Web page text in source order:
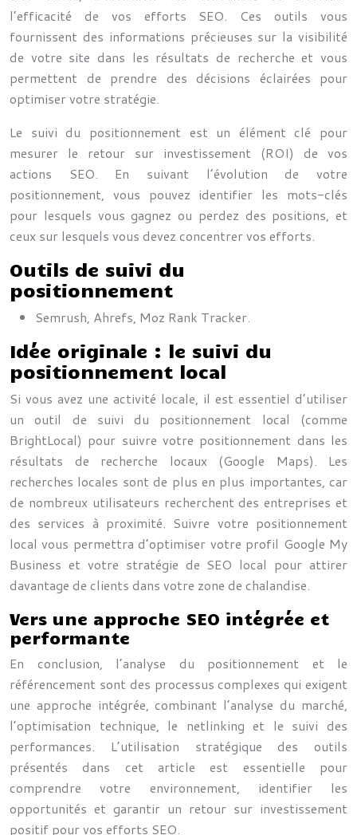
l’efficacité de vos efforts SEO. Ces outils vous
fournissent des informations précieuses sur la visibilité
de votre site dans les résultats de recherche et vous
permettent de prendre des décisions éclairées pour
optimiser votre stratégie.
Le suivi du positionnement est un élément clé pour
mesurer le retour sur investissement (ROI) de vos
actions SEO. En suivant l’évolution de votre
positionnement, vous pouvez identifier les mots-clés
pour lesquels vous gagnez ou perdez des positions, et
ceux sur lesquels vous devez concentrer vos efforts.
Outils de suivi du
positionnement
Semrush, Ahrefs, Moz Rank Tracker.
Idée originale : le suivi du
positionnement local
Si vous avez une activité locale, il est essentiel d’utiliser
un outil de suivi du positionnement local (comme
BrightLocal) pour suivre votre positionnement dans les
résultats de recherche locaux (Google Maps). Les
recherches locales sont de plus en plus importantes, car
de nombreux utilisateurs recherchent des entreprises et
des services à proximité. Suivre votre positionnement
local vous permettra d’optimiser votre profil Google My
Business et votre stratégie de SEO local pour attirer
davantage de clients dans votre zone de chalandise.
Vers une approche SEO intégrée et
performante
En conclusion, l’analyse du positionnement et le
référencement sont des processus complexes qui exigent
une approche intégrée, combinant l’analyse du marché,
l’optimisation technique, le netlinking et le suivi des
performances. L’utilisation stratégique des outils
présentés dans cet article est essentielle pour
comprendre votre environnement, identifier les
opportunités et garantir un retour sur investissement
positif pour vos efforts SEO.